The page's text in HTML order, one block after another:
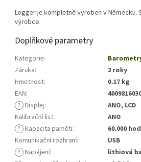
Logger je kompletně vyroben v Německu.
výrobce.
Doplňkové parametry
Kategorie:
Záruka:
2 roky
Hmotnost:
0.17 kg
EAN:
? Displej:
ANO, LCD
Kalibrační list:
ANO
? Kapacita paměti:
60.000
Komunikační rozhraní:
USB
? Napájení:
lithiová